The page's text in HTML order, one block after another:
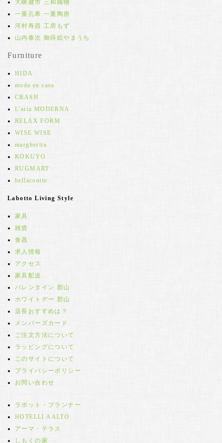
大峡健市 三和織物
一重孔希 一重陶房
河村寿昌 工房もず
山内泰次 御蒔絵やまうち
Furniture
HIDA
moda en casa
CRASH
L'aria MODERNA
RELAX FORM
WISE WISE
margherita
KOKUYO
RUGMART
bellacontte
Labotto Living Style
家具
雑貨
食器
求人情報
アクセス
家具配送
バレンタイン 郡山
ホワイトデー 郡山
店長おすすめは？
メンバーズカード
ご注文方法について
ラッピングについて
このサイトについて
プライバシーポリシー
お問い合わせ
ラボット・プランナー
HOTELLI AALTO
アーマ・テラス
しもくの家